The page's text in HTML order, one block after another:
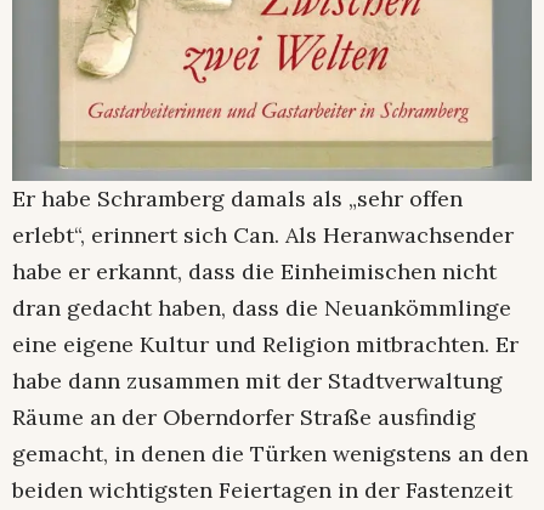
Er habe Schramberg damals als „sehr offen
erlebt“, erinnert sich Can. Als Heranwachsender
habe er erkannt, dass die Einheimischen nicht
dran gedacht haben, dass die Neuankömmlinge
eine eigene Kultur und Religion mitbrachten. Er
habe dann zusammen mit der Stadtverwaltung
Räume an der Oberndorfer Straße ausfindig
gemacht, in denen die Türken wenigstens an den
beiden wichtigsten Feiertagen in der Fastenzeit